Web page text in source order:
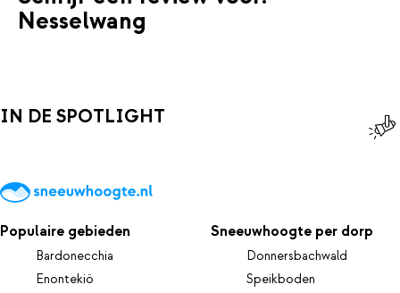
Nesselwang
IN DE SPOTLIGHT
Populaire gebieden
Bardonecchia
Enontekiö
Sneeuwhoogte per dorp
Donnersbachwald
Speikboden